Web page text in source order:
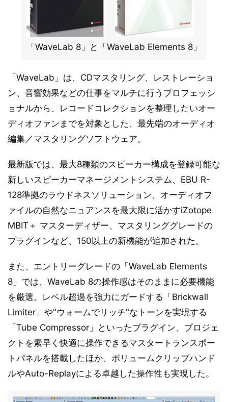
「WaveLab 8」と「WaveLab Elements 8」
「WaveLab」は、CDマスタリング、レストレーショ
ン、音響効果などの仕事をマルチに行うプロフェッシ
ョナルから、レコードコレクションを整理したいオー
ディオファンまでを対象とした、最先端のオーディオ
編集／マスタリングソフトウェア。
最新版では、最大8種類のスピーカー構成を登録可能な
新しいスピーカーマネージメントシステム、EBU R-
128準拠のラウドネスソリューション、オーディオフ
ァイルの自然なニュアンスを最大限に活かすiZotope
MBIT＋ マスターディザー、マスタリンググレードの
プラグインなど、150以上の新機能が追加された。
また、エントリーグレードの「WaveLab Elements
8」では、WaveLab 8の操作感はそのままに必要機能
を厳選。レベル超過を強力にガードする「Brickwall
Limiter」や"ウォームでリッチ"なトーンを実現する
「Tube Compressor」といったプラグイン、プロジェ
クトを素早く快適に操作できるマスタートランスポー
トパネルを搭載したほか、ボリュームクリップハンド
ルやAuto-Replayによる卓越した操作性も実現した。